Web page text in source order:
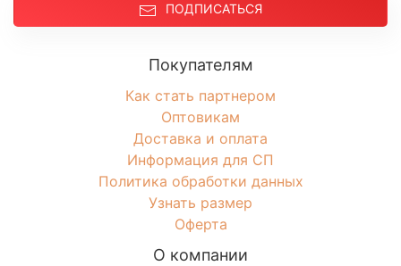
ПОДПИСАТЬСЯ
Покупателям
Как стать партнером
Оптовикам
Доставка и оплата
Информация для СП
Политика обработки данных
Узнать размер
Оферта
О компании